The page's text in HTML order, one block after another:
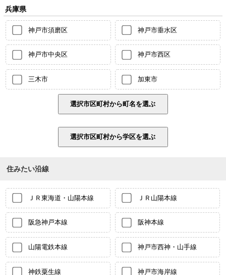
兵庫県
神戸市須磨区 神戸市垂水区
神戸市中央区 神戸市西区
三木市 加東市
住みたい沿線
ＪＲ東海道・山陽本線 ＪＲ山陽本線
阪急神戸本線 阪神本線
山陽電鉄本線 神戸市西神・山手線
神鉄粟生線 神戸市海岸線